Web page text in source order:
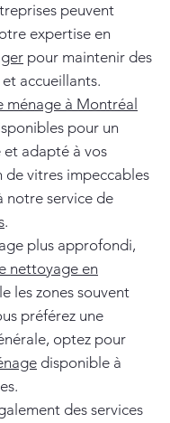
peuvent
expertise en
pour maintenir des
accueillants.
ménage à Montréal
pour un
et adapté à vos
de vitres impeccables
notre service de
.
plus approfondi,
nettoyage en
les zones souvent
préférez une
optez pour
disponible à
des services